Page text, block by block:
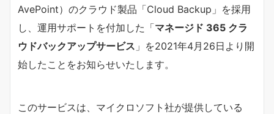
AvePoint）のクラウド製品「Cloud Backup」を採用
し、運用サポートを付加した「マネージド 365 クラ
ウドバックアップサービス 」を2021年4月26日より開
始したことをお知らせいたします。
このサービスは、マイクロソフト社が提供している